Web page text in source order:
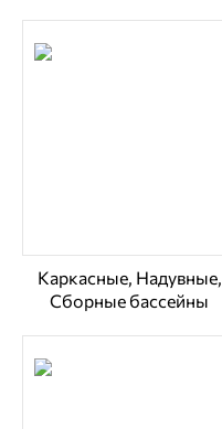
Каркасные, Надувные,
Сборные бассейны